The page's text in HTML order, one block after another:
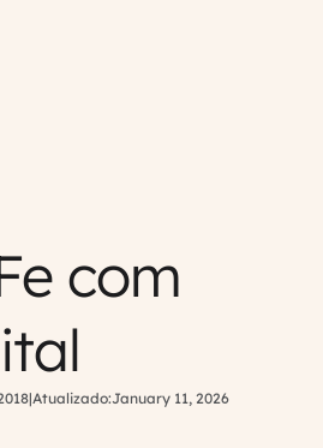
com
|Atualizado:January 11, 2026